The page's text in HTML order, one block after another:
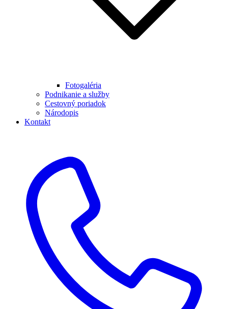
Fotogaléria
Podnikanie a služby
Cestovný poriadok
Národopis
Kontakt